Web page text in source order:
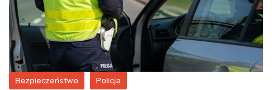
Bezpieczeństwo Policja